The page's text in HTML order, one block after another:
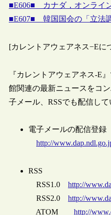
■E606■ カナダ，オンライ
■E607■ 韓国国会の「立法
[カレントアウェアネス−Eに
『カレントアウェアネス-E
館関連の最新ニュースをコ
子メール、RSSでも配信して
電子メールの配信登録
http://
RSS
RSS1.0 http://
RSS2.0 http://
ATOM http://